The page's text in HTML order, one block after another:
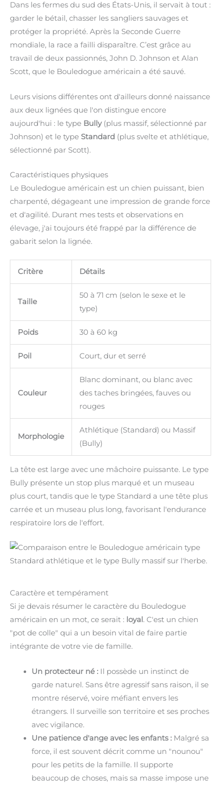
Dans les fermes du sud des États-Unis, il servait à tout :
garder le bétail, chasser les sangliers sauvages et
protéger la propriété. Après la Seconde Guerre
mondiale, la race a failli disparaître. C’est grâce au
travail de deux passionnés, John D. Johnson et Alan
Scott, que le Bouledogue américain a été sauvé.
Leurs visions différentes ont d'ailleurs donné naissance
aux deux lignées que l'on distingue encore
aujourd'hui : le type Bully(plus massif, sélectionné par
Johnson) et le type Standard (plus svelte et athlétique,
sélectionné par Scott).
Caractéristiques physiques
Le Bouledogue américain est un chien puissant, bien
charpenté, dégageant une impression de grande force
et d'agilité. Durant mes tests et observations en
élevage, j'ai toujours été frappé par la différence de
gabarit selon la lignée.
Critère Détails
Taille
50 à 71 cm (selon le sexe et le
type)
Poids 30 à 60 kg
Poil Court, dur et serré
Couleur
Blanc dominant, ou blanc avec
des taches bringées, fauves ou
rouges
Morphologie
Athlétique (Standard) ou Massif
(Bully)
La tête est large avec une mâchoire puissante. Le type
Bully présente un stop plus marqué et un museau
plus court, tandis que le type Standard a une tête plus
carrée et un museau plus long, favorisant l'endurance
respiratoire lors de l'effort.
Caractère et tempérament
Si je devais résumer le caractère du Bouledogue
américain en un mot, ce serait : loyal. C'est un chien
"pot de colle" qui a un besoin vital de faire partie
intégrante de votre vie de famille.
Un protecteur né :Il possède un instinct de
garde naturel. Sans être agressif sans raison, il se
montre réservé, voire méfiant envers les
étrangers. Il surveille son territoire et ses proches
avec vigilance.
Une patience d'ange avec les enfants :Malgré sa
force, il est souvent décrit comme un "nounou"
pour les petits de la famille. Il supporte
beaucoup de choses, mais sa masse impose une